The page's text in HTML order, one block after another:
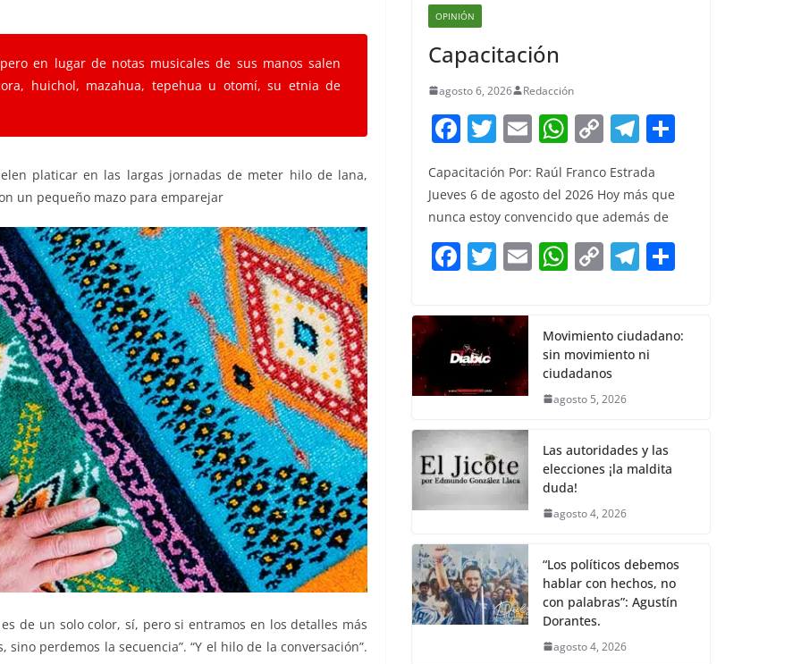
en lugar de notas musicales de sus manos salen
huichol, mazahua, tepehua u otomí, su etnia de
platicar en las largas jornadas de meter hilo de lana,
un pequeño mazo para emparejar
de un solo color, sí, pero si entramos en los detalles más
perdemos la secuencia”. “Y el hilo de la conversación”.
OPINIÓN
Capacitación
agosto 6, 2026 Redacción
F
a
c
e
b
o
k
T
itt
er
E
m
ai
l
W
at
s
A
p
C
p
y
Li
n
T
el
e
gr
a
m
Capacitación Por: Raúl Franco Estrada
Jueves 6 de agosto del 2026 Hoy más que
nunca estoy convencido que además de
F
c
e
b
o
o
k
T
itt
er
E W
s
A
p
C
y
Li
n
T
gr
a
e
Movimiento ciudadano:
sin movimiento ni
ciudadanos
agosto 5, 2026
Las autoridades y las
elecciones ¡la maldita
duda!
agosto 4, 2026
“Los políticos debemos
hablar con hechos, no
con palabras”: Agustín
Dorantes.
agosto 4, 2026